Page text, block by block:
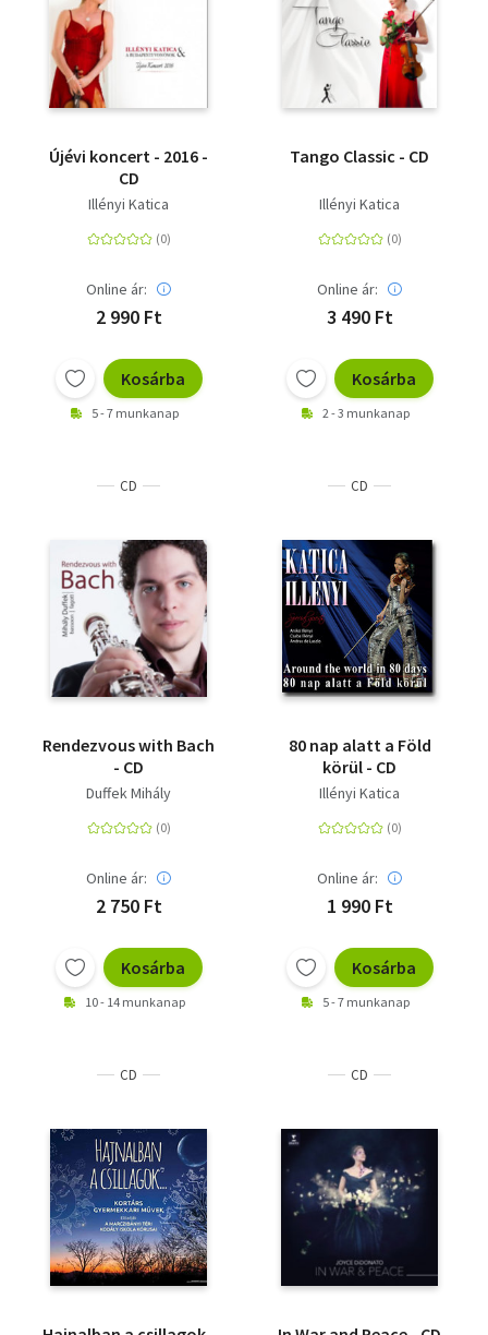
Újévi koncert - 2016 -
CD
Illényi Katica
Online ár:
2 990 Ft
Kosárba
5 - 7 munkanap
Tango Classic - CD
Illényi Katica
Online ár:
3 490 Ft
Kosárba
2 - 3 munkanap
CD
Rendezvous with Bach
- CD
Duffek Mihály
Online ár:
2 750 Ft
Kosárba
10 - 14 munkanap
CD
80 nap alatt a Föld
körül - CD
Illényi Katica
Online ár:
1 990 Ft
Kosárba
5 - 7 munkanap
CD CD